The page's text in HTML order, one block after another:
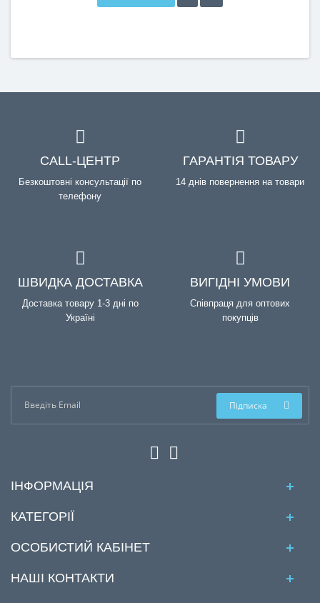
CALL-ЦЕНТР
Безкоштовні консультації по
телефону
ГАРАНТІЯ ТОВАРУ
14 днів повернення на товари
ШВИДКА ДОСТАВКА
Доставка товару 1-3 дні по
Україні
ВИГІДНІ УМОВИ
Співпраця для оптових
покупців
Підписка
ІНФОРМАЦІЯ
КАТЕГОРІЇ
ОСОБИСТИЙ КАБІНЕТ
НАШІ КОНТАКТИ